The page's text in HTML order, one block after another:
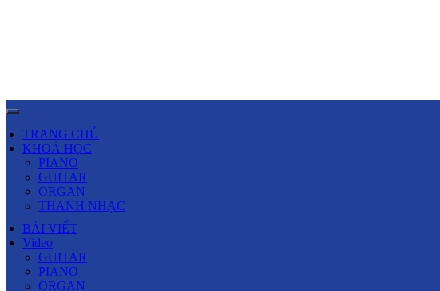
TRANG CHỦ
KHOÁ HỌC
PIANO
GUITAR
ORGAN
THANH NHẠC
BÀI VIẾT
Video
GUITAR
PIANO
ORGAN